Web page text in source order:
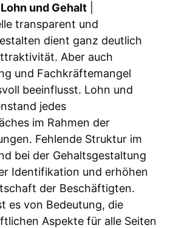
und Gehalt
transparent und
dient ganz deutlich
Aber auch
und Fachkräftemangel
beeinflusst. Lohn und
jedes
im Rahmen der
Fehlende Struktur im
bei der Gehaltsgestaltung
Identifikation und erhöhen
der Beschäftigten.
es von Bedeutung, die
Aspekte für alle Seiten